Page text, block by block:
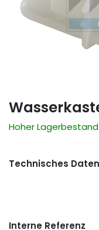
Hoher Lagerbestand
Technisches Daten
Interne Referenz